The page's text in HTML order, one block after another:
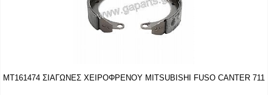
MT161474 ΣΙΑΓΩΝΕΣ ΧΕΙΡΟΦΡΕΝΟΥ MITSUBISHI FUSO CANTER 711